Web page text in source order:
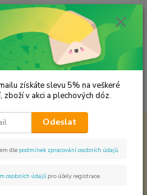
Menu
Hledat
ks
za 0,00 Kč
EYE CHILLI PAPRIČKA 1-3 cm
PAPRIČKA 1-3
získáte slevu 5% na veškeré
v akci a plechových dóz.
Odeslat
dle podmínek zpracování osobních údajů
osobních údajů pro účely registrace.